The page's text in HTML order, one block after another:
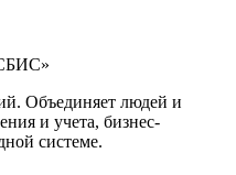
Объединяет людей и
и учета, бизнес-
системе.